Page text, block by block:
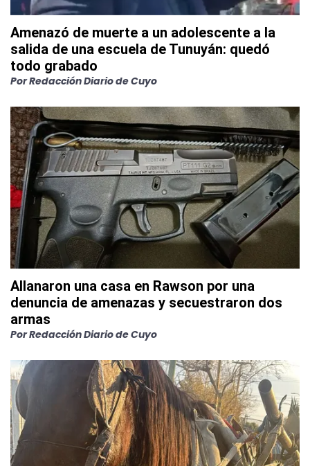
Amenazó de muerte a un adolescente a la
salida de una escuela de Tunuyán: quedó
todo grabado
PorRedacción Diario de Cuyo
Allanaron una casa en Rawson por una
denuncia de amenazas y secuestraron dos
armas
PorRedacción Diario de Cuyo